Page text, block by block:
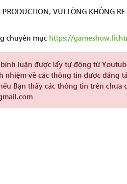
VUI LÒNG KHÔNG
chuyên mục https://
luận được lấy tự động từ
nhiệm về các thông tin được đăng
Bạn thấy các thông tin trên chưa